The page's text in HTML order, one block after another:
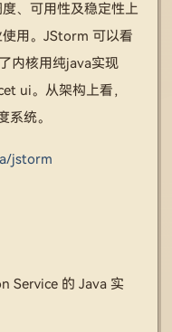
、可用性及稳定性上
用。JStorm 可以看
内核用纯java实现
ui。从架构上看，
统。
jstorm
Service 的 Java 实